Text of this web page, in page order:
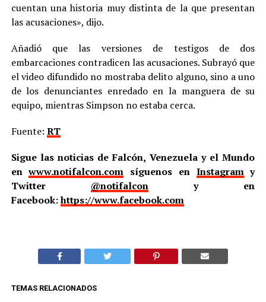
cuentan una historia muy distinta de la que presentan
las acusaciones», dijo.
Añadió que las versiones de testigos de dos
embarcaciones contradicen las acusaciones. Subrayó que
el video difundido no mostraba delito alguno, sino a uno
de los denunciantes enredado en la manguera de su
equipo, mientras Simpson no estaba cerca.
Fuente: RT
Sigue las noticias de Falcón, Venezuela y el Mundo
enwww.notifalcon.com síguenos en Instagramy
Twitter @notifalcony en
Facebook:https://www.facebook.com
TEMAS RELACIONADOS